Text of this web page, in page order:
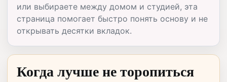
или выбираете между домом и студией, эта
страница помогает быстро понять основу и не
открывать десятки вкладок.
Когда лучше не торопиться